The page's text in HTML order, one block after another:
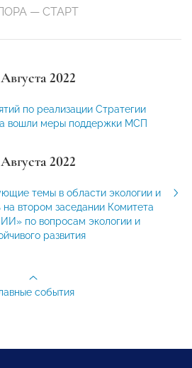
— СТАРТ
2022
по реализации Стратегии
вошли меры поддержки МСП
2022
темы в области экологии и
на втором заседании Комитета
по вопросам экологии и
развития
события